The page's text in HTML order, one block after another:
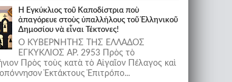
Ἡ Ἐγκύκλιος τοῦ Καποδίστρια ποὺ
ἀπαγόρευε στοὺς ὑπαλλήλους τοῦ Ἑλληνικοῦ
Δημοσίου νὰ εἶναι Τέκτονες!
Ο ΚΥΒΕΡΝΗΤΗΣ ΤΗΣ ΕΛΛΑΔΟΣ
ΕΓΚΥΚΛΙΟΣ ΑΡ. 2953 Πρὸς τὸ
Πρὸς τοὺς κατὰ τὸ Αἰγαῖον Πέλαγος καὶ
Ἐκτάκτους Ἐπιτρόπο...